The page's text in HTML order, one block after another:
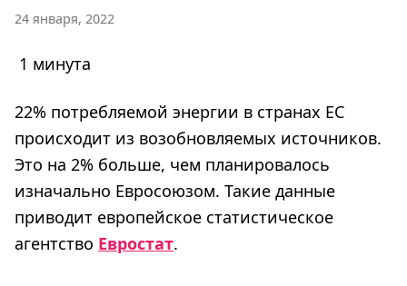
24 января, 2022
1 минута
22% потребляемой энергии в странах ЕС
происходит из возобновляемых источников.
Это на 2% больше, чем планировалось
изначально Евросоюзом. Такие данные
приводит европейское статистическое
агентство Евростат.